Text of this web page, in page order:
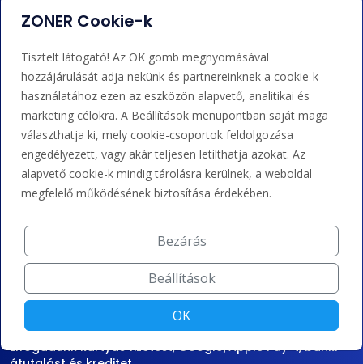
Kapcsolat
Eseményjelentés
Adminisztráció
Bejelentkezés
Nem tudja mit tegyen?
Súgó
Támogatás
+36 202 343 883
admin@zoner.hu
Elfogadunk kártyás fizetést, Google/Apple Pay-t, banki
ZONER Cookie-k
Tisztelt látogató! Az OK gomb megnyomásával
hozzájárulását adja nekünk és partnereinknek a cookie-k
használatához ezen az eszközön alapvető, analitikai és
marketing célokra. A Beállítások menüpontban saját maga
választhatja ki, mely cookie-csoportok feldolgozása
engedélyezett, vagy akár teljesen letilthatja azokat. Az
alapvető cookie-k mindig tárolásra kerülnek, a weboldal
megfelelő működésének biztosítása érdekében.
Bezárás
Beállítások
OK